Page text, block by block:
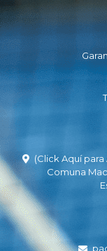
(Click Aquí
Comuna